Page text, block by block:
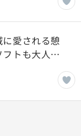
愛される憩
トも大人気
【山形県南